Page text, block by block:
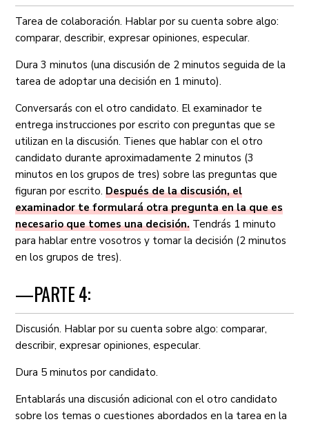
Tarea de colaboración. Hablar por su cuenta sobre algo:
comparar, describir, expresar opiniones, especular.
Dura 3 minutos (una discusión de 2 minutos seguida de la
tarea de adoptar una decisión en 1 minuto).
Conversarás con el otro candidato. El examinador te
entrega instrucciones por escrito con preguntas que se
utilizan en la discusión. Tienes que hablar con el otro
candidato durante aproximadamente 2 minutos (3
minutos en los grupos de tres) sobre las preguntas que
figuran por escrito.Después de la discusión, el
examinador te formulará otra pregunta en la que es
necesario que tomes una decisión. Tendrás 1 minuto
para hablar entre vosotros y tomar la decisión (2 minutos
en los grupos de tres).
—PARTE 4:
Discusión. Hablar por su cuenta sobre algo: comparar,
describir, expresar opiniones, especular.
Dura 5 minutos por candidato.
Entablarás una discusión adicional con el otro candidato
sobre los temas o cuestiones abordados en la tarea en la